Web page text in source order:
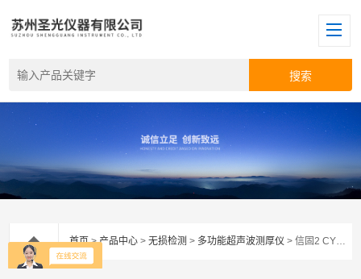
首页>产品中心 >无损检测 > 多功能超声波测厚仪 > 信固2 CYGNUS 2型英国信固超声波测厚仪